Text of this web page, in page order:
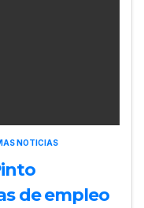
NOTICIAS
de empleo